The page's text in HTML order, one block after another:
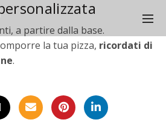
a partire dalla base.
la tua pizza, ricordati di
.